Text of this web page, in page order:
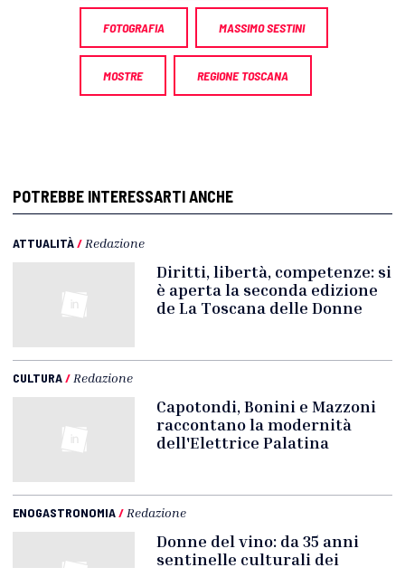
FOTOGRAFIA MASSIMO SESTINI
MOSTRE REGIONE TOSCANA
POTREBBE INTERESSARTI ANCHE
ATTUALITÀ/ Redazione
Diritti, libertà, competenze: si
è aperta la seconda edizione
de La Toscana delle Donne
CULTURA/ Redazione
Capotondi, Bonini e Mazzoni
raccontano la modernità
dell'Elettrice Palatina
ENOGASTRONOMIA/ Redazione
Donne del vino: da 35 anni
sentinelle culturali dei